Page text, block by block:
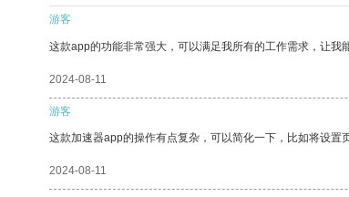
游客
这款app的功能非常强大，可以满足我所有的工作需求，让我
2024-08-11
游客
这款加速器app的操作有点复杂，可以简化一下，比如将设置
2024-08-11